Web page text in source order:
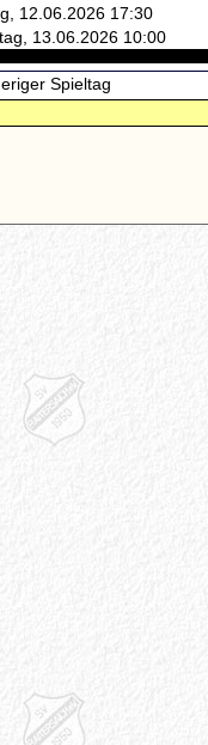
12.06.2026 17:30
13.06.2026 10:00
Spieltag